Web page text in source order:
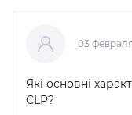
03
Які основні
CLP?